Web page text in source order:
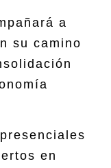
a
su camino
en